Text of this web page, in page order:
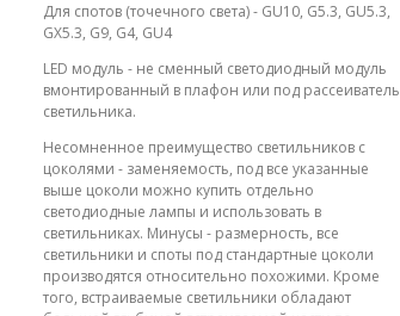
Для спотов (точечного света) - GU10, G5.3, GU5.3,
GX5.3, G9, G4, GU4
LED модуль - не сменный светодиодный модуль
вмонтированный в плафон или под рассеиватель
светильника.
Несомненное преимущество светильников с
цоколями - заменяемость, под все указанные
выше цоколи можно купить отдельно
светодиодные лампы и использовать в
светильниках. Минусы - размерность, все
светильники и споты под стандартные цоколи
производятся относительно похожими. Кроме
того, встраиваемые светильники обладают